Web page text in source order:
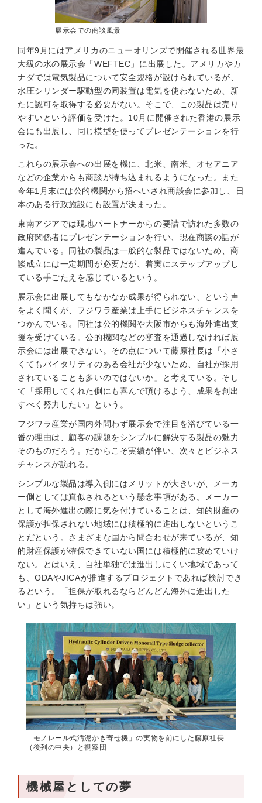
展示会での商談風景
同年9月にはアメリカのニューオリンズで開催される世界最
大級の水の展示会「WEFTEC」に出展した。アメリカやカ
ナダでは電気製品について安全規格が設けられているが、
水圧シリンダー駆動型の同装置は電気を使わないため、新
たに認可を取得する必要がない。そこで、この製品は売り
やすいという評価を受けた。10月に開催された香港の展示
会にも出展し、同じ模型を使ってプレゼンテーションを行
った。
これらの展示会への出展を機に、北米、南米、オセアニア
などの企業からも商談が持ち込まれるようになった。また
今年1月末には公的機関から招へいされ商談会に参加し、日
本のある行政施設にも設置が決まった。
東南アジアでは現地パートナーからの要請で訪れた多数の
政府関係者にプレゼンテーションを行い、現在商談の話が
進んでいる。同社の製品は一般的な製品ではないため、商
談成立には一定期間が必要だが、着実にステップアップし
ている手ごたえを感じているという。
展示会に出展してもなかなか成果が得られない、という声
をよく聞くが、フジワラ産業は上手にビジネスチャンスを
つかんでいる。同社は公的機関や大阪市からも海外進出支
援を受けている。公的機関などの審査を通過しなければ展
示会には出展できない。その点について藤原社長は「小さ
くてもバイタリティのある会社が少ないため、自社が採用
されていることも多いのではないか」と考えている。そし
て「採用してくれた側にも喜んで頂けるよう、成果を創出
すべく努力したい」という。
フジワラ産業が国内外問わず展示会で注目を浴びている一
番の理由は、顧客の課題をシンプルに解決する製品の魅力
そのものだろう。だからこそ実績が伴い、次々とビジネス
チャンスが訪れる。
シンプルな製品は導入側にはメリットが大きいが、メーカ
ー側としては真似されるという懸念事項がある。メーカー
として海外進出の際に気を付けていることは、知的財産の
保護が担保されない地域には積極的に進出しないというこ
とだという。さまざまな国から問合わせが来ているが、知
的財産保護が確保できていない国には積極的に攻めていけ
ない。とはいえ、自社単独では進出しにくい地域であって
も、ODAやJICAが推進するプロジェクトであれば検討でき
るという。「担保が取れるならどんどん海外に進出した
い」という気持ちは強い。
「モノレール式汚泥かき寄せ機」の実物を前にした藤原社長
（後列の中央）と視察団
機械屋としての夢